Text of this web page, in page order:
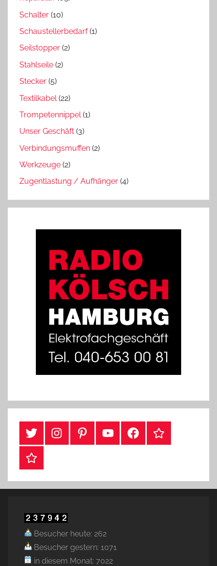
Schalter (10)
Schaustellerbedarf(1)
Seilstopper (2)
Stahlseile (2)
Stecker (5)
Textilkabel (22)
Trompetennippel(1)
Unser Geschäft (3)
Verbindungsmuffen (2)
Werkzeuge (2)
Zugentlastung / Aufhänger (4)
#TwitterInstagramPinterestYouTubeFacebookTikTok
Webshop
Besucher heute: 262
Besucher gestern: 1071
in diesem Monat: 7022